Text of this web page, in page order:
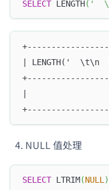
SELECT LENGTH( '
| LENGTH('
|
NULL 值处理
SELECT LTRIM(NULL )